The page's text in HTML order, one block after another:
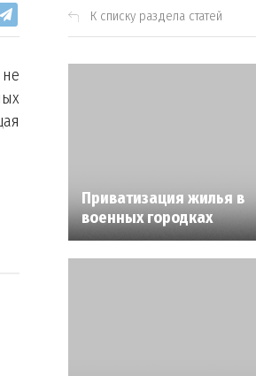
К списку раздела статей
Приватизация жилья в
военных городках